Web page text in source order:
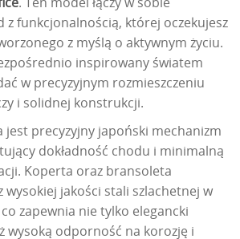
z funkcjonalnością, której oczekujesz
z myślą o aktywnym życiu.
inspirowany światem
w precyzyjnym rozmieszczeniu
i solidnej konstrukcji.
jest precyzyjny japoński mechanizm
dokładność chodu i minimalną
Koperta oraz bransoleta
wysokiej jakości stali szlachetnej w
zapewnia nie tylko elegancki
wysoką odporność na korozję i